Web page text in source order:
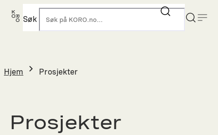
Hopp
Søk
Hjem Prosjekter
Prosjekter